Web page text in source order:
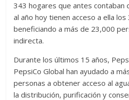
343 hogares que antes contaban
al año hoy tienen acceso a ella
beneficiando a más de 23,000
indirecta.
Durante los últimos 15 años,
PepsiCo Global han ayudado a
personas a obtener acceso al
la distribución, purificación y